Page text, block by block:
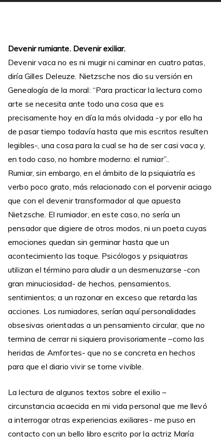
Devenir rumiante. Devenir exiliar.
Devenir vaca no es ni mugir ni caminar en cuatro patas,
diría Gilles Deleuze. Nietzsche nos dio su versión en
Genealogía de la moral: “Para practicar la lectura como
arte se necesita ante todo una cosa que es
precisamente hoy en día la más olvidada -y por ello ha
de pasar tiempo todavía hasta que mis escritos resulten
legibles-, una cosa para la cual se ha de ser casi vaca y,
en todo caso, no hombre moderno: el rumiar”..
Rumiar, sin embargo, en el ámbito de la psiquiatría es
verbo poco grato, más relacionado con el porvenir aciago
que con el devenir transformador al que apuesta
Nietzsche. El rumiador, en este caso, no sería un
pensador que digiere de otros modos, ni un poeta cuyas
emociones quedan sin germinar hasta que un
acontecimiento las toque. Psicólogos y psiquiatras
utilizan el término para aludir a un desmenuzarse -con
gran minuciosidad- de hechos, pensamientos,
sentimientos; a un razonar en exceso que retarda las
acciones. Los rumiadores, serían aquí personalidades
obsesivas orientadas a un pensamiento circular, que no
termina de cerrar ni siquiera provisoriamente –como las
heridas de Amfortes- que no se concreta en hechos
para que el diario vivir se torne vivible.
La lectura de algunos textos sobre el exilio –
circunstancia acaecida en mi vida personal que me llevó
a interrogar otras experiencias exiliares- me puso en
contacto con un bello libro escrito por la actriz María